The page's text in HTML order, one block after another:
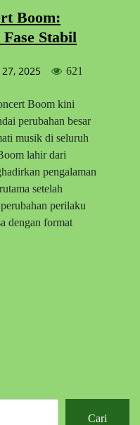
Boom:
Stabil
2025 621
Boom kini
perubahan besar
musik di seluruh
lahir dari
pengalaman
setelah
perilaku
dengan format
Cari